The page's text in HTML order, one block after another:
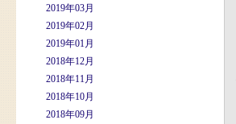
2019年03月
2019年02月
2019年01月
2018年12月
2018年11月
2018年10月
2018年09月